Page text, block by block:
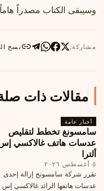
وسيبقى الكتاب مصدراً
مشاركة: نسخ
مقالات ذات
أخبار عامة
سامسونغ تخطط لتقليص
ألترا
٥ أغسطس ٢٠٢٦
تقرر شركة سامسونج إزالة إحدى